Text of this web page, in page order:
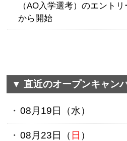
（AO入学選考）のエント
から開始
▼ 直近のオープンキャン
08月19日（水）
08月23日（ 日 ）